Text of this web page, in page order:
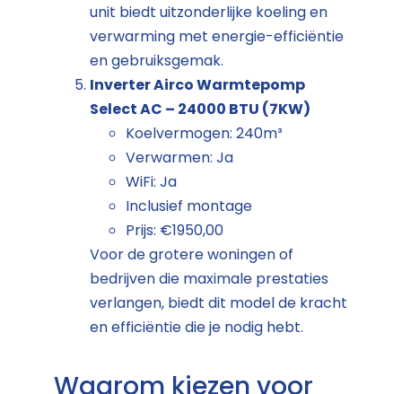
unit biedt uitzonderlijke koeling en
verwarming met energie-efficiëntie
en gebruiksgemak.
Inverter Airco Warmtepomp
Select AC – 24000 BTU (7KW)
Koelvermogen: 240m³
Verwarmen: Ja
WiFi: Ja
Inclusief montage
Prijs: €1950,00
Voor de grotere woningen of
bedrijven die maximale prestaties
verlangen, biedt dit model de kracht
en efficiëntie die je nodig hebt.
Waarom kiezen voor